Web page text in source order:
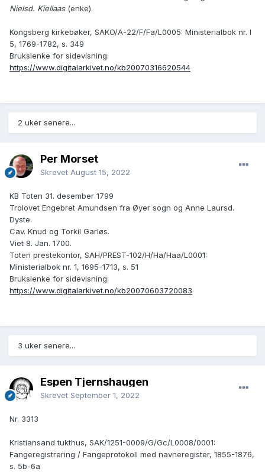
Nielsd. Kiellaas(enke).
Kongsberg kirkebøker, SAKO/A-22/F/Fa/L0005: Ministerialbok nr. I
5, 1769-1782, s. 349
Brukslenke for sidevisning:
https://www.digitalarkivet.no/kb20070316620544
2 uker senere...
Per Morset
Skrevet August 15, 2022
KB Toten 31. desember 1799
Trolovet Engebret Amundsen fra Øyer sogn og Anne Laursd.
Dyste.
Cav. Knud og Torkil Garløs.
Viet 8. Jan. 1700.
Toten prestekontor, SAH/PREST-102/H/Ha/Haa/L0001:
Ministerialbok nr. 1, 1695-1713, s. 51
Brukslenke for sidevisning:
https://www.digitalarkivet.no/kb20070603720083
3 uker senere...
Espen Tjernshaugen
Skrevet September 1, 2022
Nr. 3313
Kristiansand tukthus, SAK/1251-0009/G/Gc/L0008/0001:
Fangeregistrering / Fangeprotokoll med navneregister, 1855-1876,
s. 5b-6a